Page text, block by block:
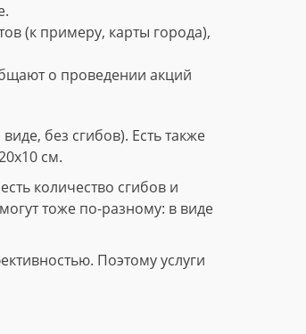
(к примеру, карты города),
о проведении акций
без сгибов). Есть также
см.
количество сгибов и
тоже по-разному: в виде
Поэтому услуги